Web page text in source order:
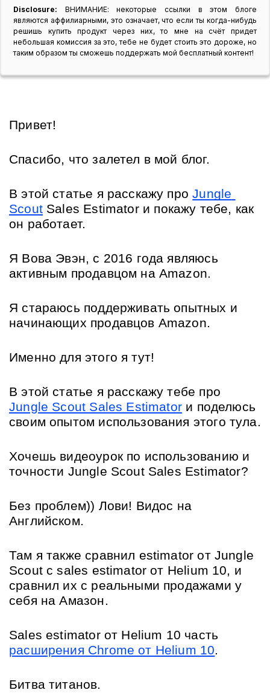
Disclosure: ВНИМАНИЕ: некоторые ссылки в этом блоге
являются аффилиарными, это означает, что если ты когда-нибудь
решишь купить продукт через них, то мне на счёт придет
небольшая комиссия за это, тебе не будет стоить это дороже, но
таким образом ты сможешь поддержать мой бесплатный контент!
Привет!
Спасибо, что залетел в мой блог.
В этой статье я расскажу про Jungle
Scout Sales Estimator и покажу тебе, как
он работает.
Я Вова Эвэн, с 2016 года являюсь
активным продавцом на Amazon.
Я стараюсь поддерживать опытных и
начинающих продавцов Amazon.
Именно для этого я тут!
Jungle Scout Sales Estimator и поделюсь
своим опытом использования этого тула.
Хочешь видеоурок по использованию и
точности Jungle Scout Sales Estimator?
Без проблем)) Лови! Видос на
Английском.
Там я также сравнил estimator от Jungle
Scout c sales estimator от Helium 10, и
сравнил их с реальными продажами у
себя на Амазон.
расширения Chrome от Helium 10.
Битва титанов.